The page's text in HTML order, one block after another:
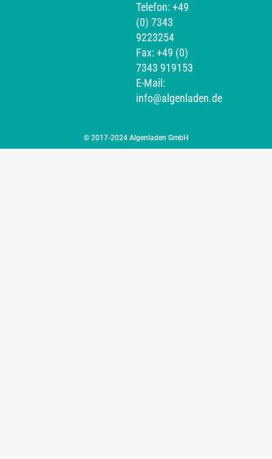
Telefon: +49
(0) 7343
9223254
Fax: +49 (0)
7343 919153
E-Mail:
info@algenladen.de
© 2017-2024 Algenladen GmbH